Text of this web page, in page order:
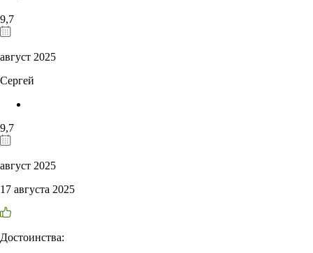
9,7
август 2025
Сергей
9,7
август 2025
17 августа 2025
Достоинства: